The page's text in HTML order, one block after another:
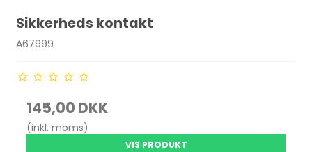
Sikkerheds kontakt
A67999
145,00 DKK
(inkl. moms)
VIS PRODUKT